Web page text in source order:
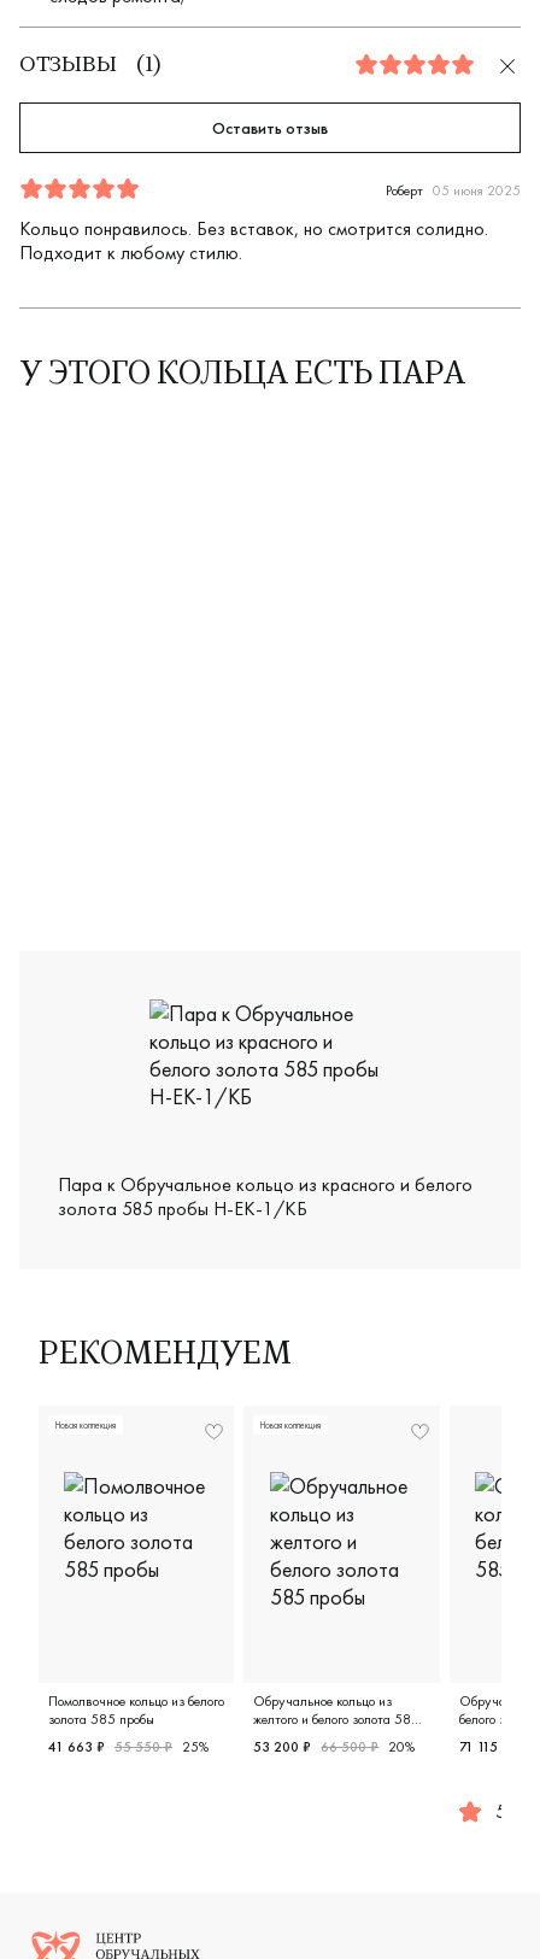
ОТЗЫВЫ ( 1) 5.0
Оставить отзыв
Отзыв
1
5.0
5 Роберт 05 июня 2025
Кольцо понравилось. Без вставок, но смотрится солидно.
Подходит к любому стилю.
У ЭТОГО КОЛЬЦА ЕСТЬ ПАРА
Пара к Обручальное кольцо из красного и белого
золота 585 пробы Н-ЕК-1/КБ
РЕКОМЕНДУЕМ
Новая коллекция
Помолвочное кольцо из белого
золота 585 пробы
Женские, белое золото 585 пробы, помолвочное
41 663 ₽ 55 550 ₽ 25%
Новая коллекция
Обручальное кольцо из
желтого и белого золота 585
Мужские, парные, желтое и
53 200 ₽ 66 500 ₽ 20%
белого
71 115 ₽
5.0
Логотип компании